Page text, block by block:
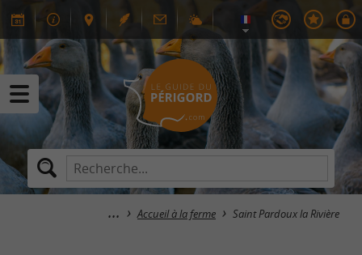
Accueil à la ferme Saint Pardoux la Rivière